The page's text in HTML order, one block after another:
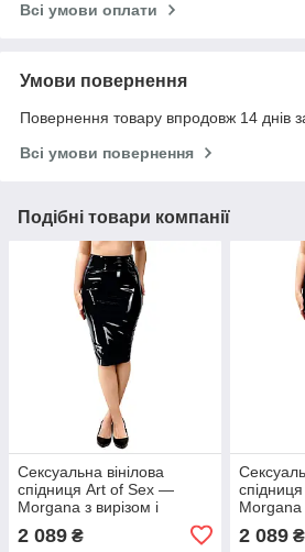
Всі умови оплати
Умови повернення
Повернення товару впродовж 14 днів
Всі умови повернення
Подібні товари компанії
Сексуальна вінілова
спідниця Art of Sex —
Morgana з вирізом і
шнурівкою, колір чорний,
розмір S
2 089 ₴
Morgana
розмір M
2 089₴